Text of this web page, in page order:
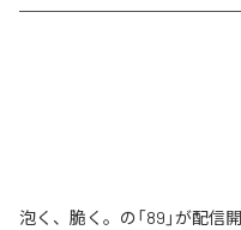
泡く、脆く。の「89」が配